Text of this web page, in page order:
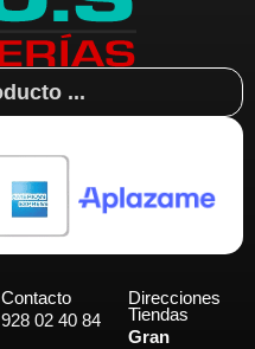
Contacto
928 02 40 84
Direcciones
Tiendas
Gran